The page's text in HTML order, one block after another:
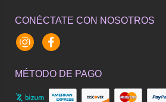
CONÉCTATE CON NOSOTROS
InstagramFacebook
MÉTODO DE PAGO